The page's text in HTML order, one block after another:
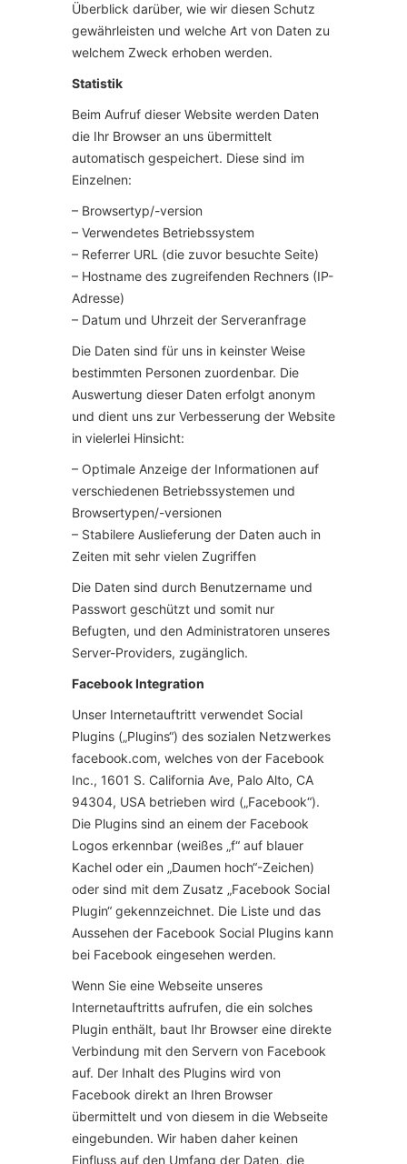
Überblick darüber, wie wir diesen Schutz
gewährleisten und welche Art von Daten zu
welchem Zweck erhoben werden.
Statistik
Beim Aufruf dieser Website werden Daten
die Ihr Browser an uns übermittelt
automatisch gespeichert. Diese sind im
Einzelnen:
– Browsertyp/-version
– Verwendetes Betriebssystem
– Referrer URL (die zuvor besuchte Seite)
– Hostname des zugreifenden Rechners (IP-
Adresse)
– Datum und Uhrzeit der Serveranfrage
Die Daten sind für uns in keinster Weise
bestimmten Personen zuordenbar. Die
Auswertung dieser Daten erfolgt anonym
und dient uns zur Verbesserung der Website
in vielerlei Hinsicht:
– Optimale Anzeige der Informationen auf
verschiedenen Betriebssystemen und
Browsertypen/-versionen
– Stabilere Auslieferung der Daten auch in
Zeiten mit sehr vielen Zugriffen
Die Daten sind durch Benutzername und
Passwort geschützt und somit nur
Befugten, und den Administratoren unseres
Server-Providers, zugänglich.
Facebook Integration
Unser Internetauftritt verwendet Social
Plugins („Plugins“) des sozialen Netzwerkes
facebook.com, welches von der Facebook
Inc., 1601 S. California Ave, Palo Alto, CA
94304, USA betrieben wird („Facebook“).
Die Plugins sind an einem der Facebook
Logos erkennbar (weißes „f“ auf blauer
Kachel oder ein „Daumen hoch“-Zeichen)
oder sind mit dem Zusatz „Facebook Social
Plugin“ gekennzeichnet. Die Liste und das
Aussehen der Facebook Social Plugins kann
bei Facebook eingesehen werden.
Wenn Sie eine Webseite unseres
Internetauftritts aufrufen, die ein solches
Plugin enthält, baut Ihr Browser eine direkte
Verbindung mit den Servern von Facebook
auf. Der Inhalt des Plugins wird von
Facebook direkt an Ihren Browser
übermittelt und von diesem in die Webseite
eingebunden. Wir haben daher keinen
Einfluss auf den Umfang der Daten, die